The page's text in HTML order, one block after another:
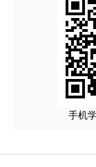
手机